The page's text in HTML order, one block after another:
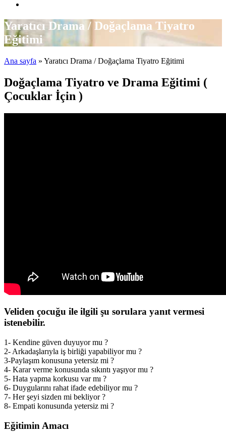
Yaratıcı Drama / Doğaçlama Tiyatro
Eğitimi
Ana sayfa » Yaratıcı Drama / Doğaçlama Tiyatro Eğitimi
Doğaçlama Tiyatro ve Drama Eğitimi (
Çocuklar İçin )
Veliden çocuğu ile ilgili şu sorulara yanıt vermesi
istenebilir.
1- Kendine güven duyuyor mu ?
2- Arkadaşlarıyla iş birliği yapabiliyor mu ?
3-Paylaşım konusuna yetersiz mi ?
4- Karar verme konusunda sıkıntı yaşıyor mu ?
5- Hata yapma korkusu var mı ?
6- Duygularını rahat ifade edebiliyor mu ?
7- Her şeyi sizden mi bekliyor ?
8- Empati konusunda yetersiz mi ?
Eğitimin Amacı